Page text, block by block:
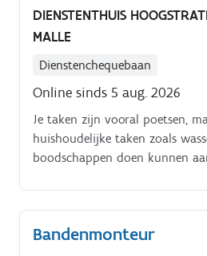
DIENSTENTHUIS
MALLE
Dienstenchequebaan
Online sinds 5 aug. 2026
Je taken zijn vooral poetsen,
huishoudelijke taken zoals
boodschappen doen kunnen
Bandenmonteur